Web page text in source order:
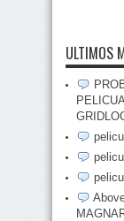
ULTIMOS